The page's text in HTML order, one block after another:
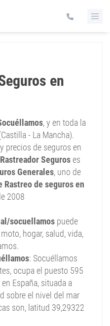
en
, y en toda la
- La Mancha).
precios de seguros en
Rastreador Seguros es
Generales, uno de
Rastreo de seguros en
2008
socuellamos puede
hogar, salud, vida,
: Socuéllamos
ocupa el puesto 595
España, situada a
sobre el nivel del mar
son, latitud 39,29322